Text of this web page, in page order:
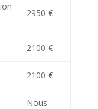
2950 €
2100 €
2100 €
Nous